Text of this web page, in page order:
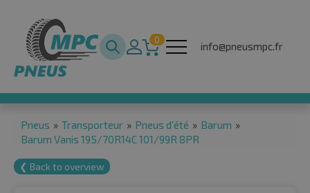
0
info@pneusmpc.fr
Pneus » Transporteur » Pneus d'été » Barum »
Barum Vanis 195/70R14C 101/99R 8PR
❮ Back to overview